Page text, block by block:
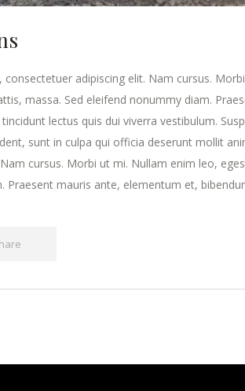
adipiscing elit. Nam cursus.
massa. Sed eleifend nonummy diam.
lectus quis dui viverra vestibulum.
sunt in culpa qui officia deserunt mollit
cursus. Morbi ut mi. Nullam enim leo,
Praesent mauris ante, elementum et,